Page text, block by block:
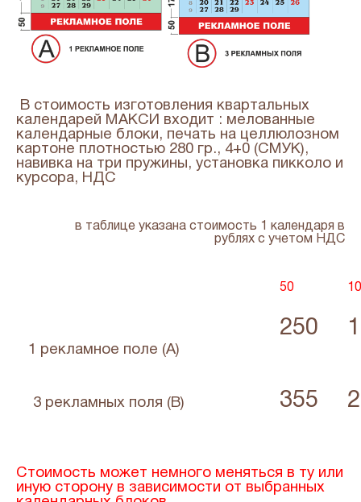
В стоимость изготовления квартальных
календарей МАКСИ входит : мелованные
календарные блоки, печать на целлюлозном
картоне плотностью 280 гр., 4+0 (СМУК),
навивка на три пружины, установка пикколо и
курсора, НДС
в таблице указана стоимость 1 календаря в
рублях с учетом НДС
50
1 рекламное поле (А)
250
3 рекламных поля (В) 355
Стоимость может немного меняться в ту или
иную сторону в зависимости от выбранных